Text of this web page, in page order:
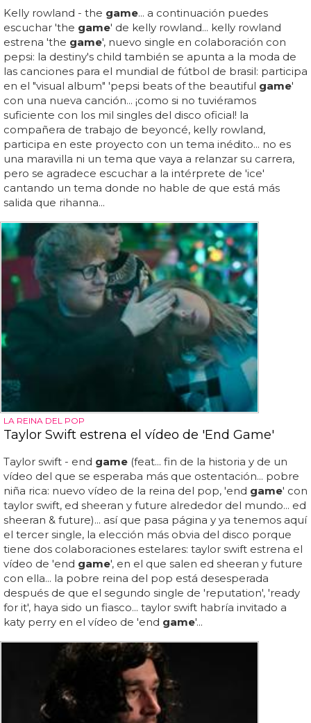
Kelly rowland - the game... a continuación puedes
escuchar 'the game' de kelly rowland... kelly rowland
estrena 'the game', nuevo single en colaboración con
pepsi: la destiny's child también se apunta a la moda de
las canciones para el mundial de fútbol de brasil: participa
en el "visual album" 'pepsi beats of the beautiful game'
con una nueva canción... ¡como si no tuviéramos
suficiente con los mil singles del disco oficial! la
compañera de trabajo de beyoncé, kelly rowland,
participa en este proyecto con un tema inédito... no es
una maravilla ni un tema que vaya a relanzar su carrera,
pero se agradece escuchar a la intérprete de 'ice'
cantando un tema donde no hable de que está más
salida que rihanna...
LA REINA DEL POP
Taylor Swift estrena el vídeo de 'End Game'
Taylor swift - end game (feat... fin de la historia y de un
vídeo del que se esperaba más que ostentación... pobre
niña rica: nuevo vídeo de la reina del pop, 'end game' con
taylor swift, ed sheeran y future alrededor del mundo... ed
sheeran & future)... así que pasa página y ya tenemos aquí
el tercer single, la elección más obvia del disco porque
tiene dos colaboraciones estelares: taylor swift estrena el
vídeo de 'end game', en el que salen ed sheeran y future
con ella... la pobre reina del pop está desesperada
después de que el segundo single de 'reputation', 'ready
for it', haya sido un fiasco... taylor swift habría invitado a
katy perry en el vídeo de 'end game'...